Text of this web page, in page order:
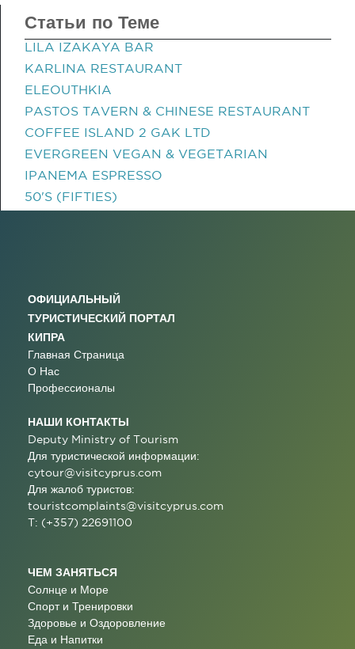
Статьи по Теме
LILA IZAKAYA BAR
KARLINA RESTAURANT
ELEOUTHKIA
PASTOS TAVERN & CHINESE RESTAURANT
COFFEE ISLAND 2 GAK LTD
EVERGREEN VEGAN & VEGETARIAN
IPANEMA ESPRESSO
50'S (FIFTIES)
ОФИЦИАЛЬНЫЙ
ТУРИСТИЧЕСКИЙ ПОРТАЛ
КИПРА
Главная Страница
О Нас
Профессионалы
НАШИ КОНТАКТЫ
Deputy Ministry of Tourism
Для туристической информации:
cytour@visitcyprus.com
Для жалоб туристов:
touristcomplaints@visitcyprus.com
T: (+357) 22691100
ЧЕМ ЗАНЯТЬСЯ
Солнце и Море
Спорт и Тренировки
Здоровье и Оздоровление
Еда и Напитки